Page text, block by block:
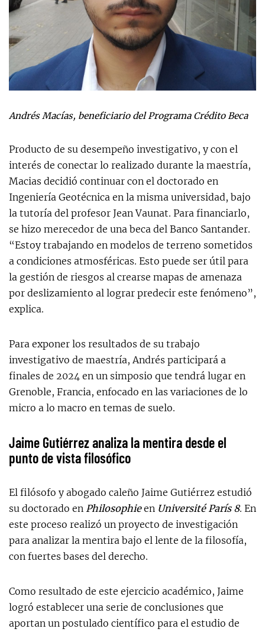
Andrés Macías, beneficiario del Programa Crédito Beca
Producto de su desempeño investigativo, y con el
interés de conectar lo realizado durante la maestría,
Macias decidió continuar con el doctorado en
Ingeniería Geotécnica en la misma universidad, bajo
la tutoría del profesor Jean Vaunat. Para financiarlo,
se hizo merecedor de una beca del Banco Santander.
“Estoy trabajando en modelos de terreno sometidos
a condiciones atmosféricas. Esto puede ser útil para
la gestión de riesgos al crearse mapas de amenaza
por deslizamiento al lograr predecir este fenómeno”,
explica.
Para exponer los resultados de su trabajo
investigativo de maestría, Andrés participará a
finales de 2024 en un simposio que tendrá lugar en
Grenoble, Francia, enfocado en las variaciones de lo
micro a lo macro en temas de suelo.
Jaime Gutiérrez analiza la mentira desde el
punto de vista filosófico
El filósofo y abogado caleño Jaime Gutiérrez estudió
su doctorado en Philosophieen Université París 8. En
este proceso realizó un proyecto de investigación
para analizar la mentira bajo el lente de la filosofía,
con fuertes bases del derecho.
Como resultado de este ejercicio académico, Jaime
logró establecer una serie de conclusiones que
aportan un postulado científico para el estudio de